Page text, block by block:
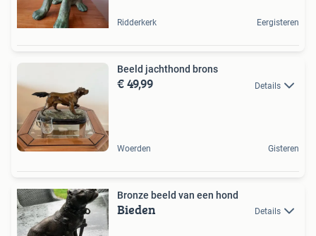
Ridderkerk Eergisteren
Beeld jachthond brons
€ 49,99 Details
Woerden Gisteren
Bronze beeld van een hond
Bieden Details